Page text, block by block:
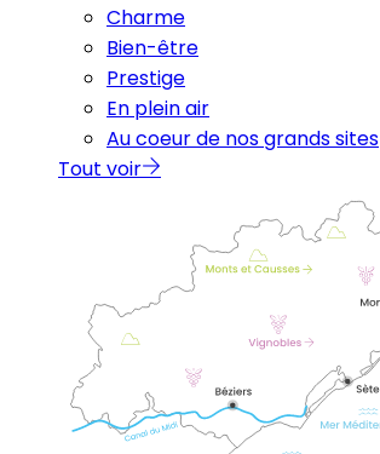
Charme
Bien-être
Prestige
En plein air
Au coeur de nos grands sites
Tout voir